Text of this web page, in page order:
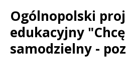
Ogólnopolski
edukacyjny
samodzielny -